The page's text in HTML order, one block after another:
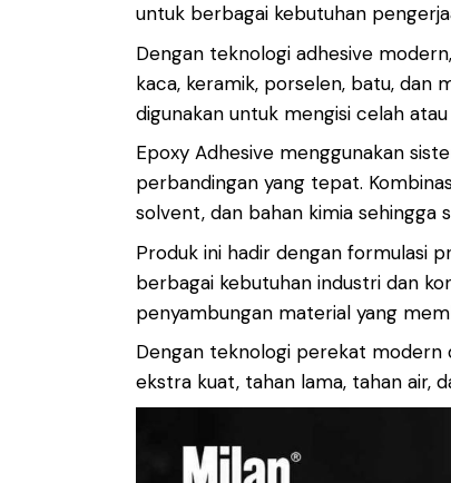
untuk berbagai kebutuhan
Dengan teknologi adhesive
kaca, keramik, porselen, batu, dan
digunakan untuk mengisi celah
Epoxy Adhesive menggunakan
perbandingan yang tepat.
solvent, dan bahan kimia
Produk ini hadir dengan formulasi
berbagai kebutuhan industri dan
penyambungan material yang
Dengan teknologi perekat modern
ekstra kuat, tahan lama, tahan air,